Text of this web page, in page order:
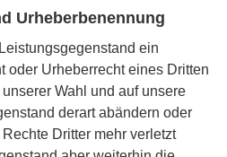
Urheberbenennung
ein
oder Urheberrecht eines Dritten
Wahl und auf unsere
derart abändern oder
Dritter mehr verletzt